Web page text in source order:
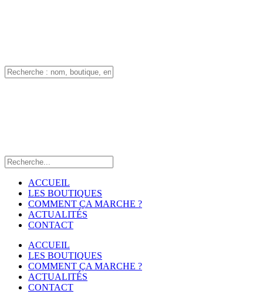
ACCUEIL
LES BOUTIQUES
COMMENT ÇA MARCHE ?
ACTUALITÉS
CONTACT
ACCUEIL
LES BOUTIQUES
COMMENT ÇA MARCHE ?
ACTUALITÉS
CONTACT